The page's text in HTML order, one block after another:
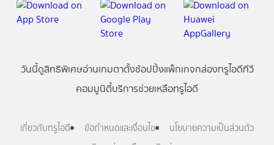
วันนี้ดูสิทธิพิเศษอ่านเกมตาตั้งช้อปปิ้งแพ็กเกจกล่องทรูไอดีทีวี
คอมมูนิตี้บริการช่วยเหลือทรูไอดี
เกี่ยวกับทรูไอดี ข้อกำหนดและเงื่อนไข
นโยบายความเป็นส่วนตัว